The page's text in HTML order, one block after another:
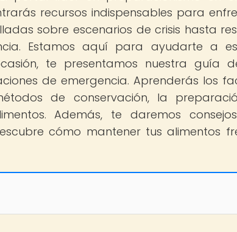
recursos indispensables para
sobre escenarios de crisis hasta
Estamos aquí para ayudarte a
te presentamos nuestra guía
de emergencia. Aprenderás los
de conservación, la
Además, te daremos
cómo mantener tus alimentos